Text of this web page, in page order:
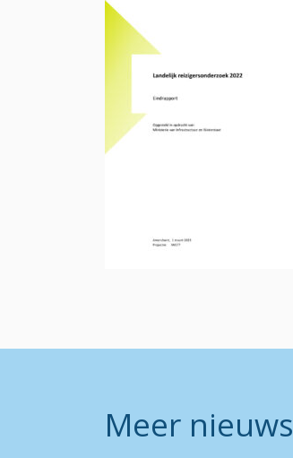
Meer nieuws